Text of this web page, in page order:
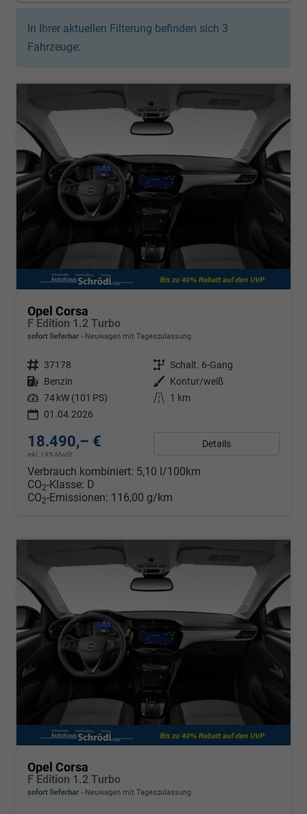
In Ihrer aktuellen Filterung befinden sich 3
Fahrzeuge:
Opel Corsa
F Edition 1.2 Turbo
sofort lieferbar Neuwagen mit Tageszulassung
Fahrzeugnr. 37178 Getriebe Schalt. 6-Gang
Kraftstoff Benzin Außenfarbe Kontur/weiß
Leistung 74 kW (101 PS) Kilometerstand
1 km
01.04.2026
18.490,– €
inkl. 19% MwSt.
Details
Verbrauch kombiniert: 5,10 l/100km
CO2-Klasse: D
CO2-Emissionen: 116,00 g/km
Opel Corsa
F Edition 1.2 Turbo
sofort lieferbar Neuwagen mit Tageszulassung